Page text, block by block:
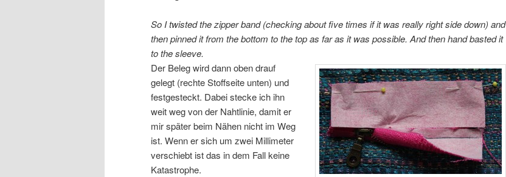
So I twisted the zipper band (checking about five times if it was really right side down) and
then pinned it from the bottom to the top as far as it was possible. And then hand basted it
to the sleeve.
Der Beleg wird dann oben drauf
gelegt (rechte Stoffseite unten) und
festgesteckt. Dabei stecke ich ihn
weit weg von der Nahtlinie, damit er
mir später beim Nähen nicht im Weg
ist. Wenn er sich um zwei Millimeter
verschiebt ist das in dem Fall keine
Katastrophe.